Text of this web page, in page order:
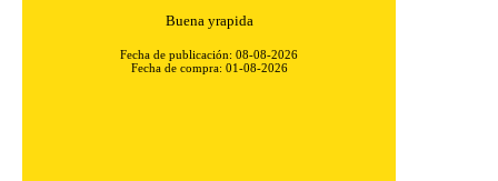
Buena yrapida
Fecha de publicación: 08-08-2026
Fecha de compra: 01-08-2026
Puede configurar su navegador para bloquear o alertar
funcionarán. Estas cookies no almacenan ninguna